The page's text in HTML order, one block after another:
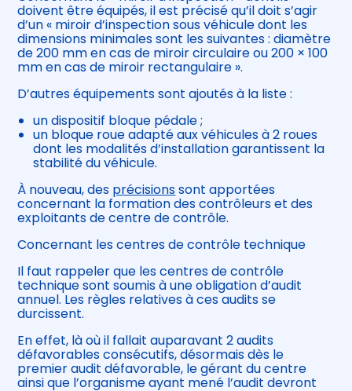
doivent être équipés, il est précisé qu’il doit s’agir
d’un « miroir d’inspection sous véhicule dont les
dimensions minimales sont les suivantes : diamètre
de 200 mm en cas de miroir circulaire ou 200 × 100
mm en cas de miroir rectangulaire ».
D’autres équipements sont ajoutés à la liste :
un dispositif bloque pédale ;
un bloque roue adapté aux véhicules à 2 roues
dont les modalités d’installation garantissent la
stabilité du véhicule.
À nouveau, des précisionssont apportées
concernant la formation des contrôleurs et des
exploitants de centre de contrôle.
Concernant les centres de contrôle technique
Il faut rappeler que les centres de contrôle
technique sont soumis à une obligation d’audit
annuel. Les règles relatives à ces audits se
durcissent.
En effet, là où il fallait auparavant 2 audits
défavorables consécutifs, désormais dès le
premier audit défavorable, le gérant du centre
ainsi que l’organisme ayant mené l’audit devront